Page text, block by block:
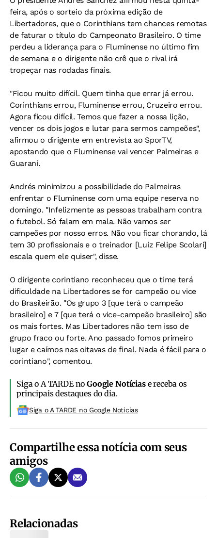
feira, após o sorteio da próxima edição de
Libertadores, que o Corinthians tem chances remotas
de faturar o título do Campeonato Brasileiro. O time
perdeu a liderança para o Fluminense no último fim
de semana e o dirigente não crê que o rival irá
tropeçar nas rodadas finais.
"Ficou muito difícil. Quem tinha que errar já errou.
Corinthians errou, Fluminense errou, Cruzeiro errou.
Agora ficou difícil. Temos que fazer a nossa lição,
vencer os dois jogos e lutar para sermos campeões",
afirmou o dirigente em entrevista ao SporTV,
apostando que o Fluminense vai vencer Palmeiras e
Guarani.
Andrés minimizou a possibilidade do Palmeiras
enfrentar o Fluminense com uma equipe reserva no
domingo. "Infelizmente as pessoas trabalham contra
o futebol. Só falam em mala. Não vamos ser
campeões por nosso erros. Não vou ficar chorando, lá
tem 30 profissionais e o treinador [Luiz Felipe Scolari]
escala quem ele quiser", disse.
O dirigente corintiano reconheceu que o time terá
dificuldade na Libertadores se for campeão ou vice
do Brasileirão. "Os grupo 3 [que terá o campeão
brasileiro] e 7 [que terá o vice-campeão brasileiro] são
os mais fortes. Mas Libertadores não tem isso de
grupo fraco ou forte. Ano passado fomos primeiro
lugar e caímos nas oitavas de final. Nada é fácil para o
corintiano", comentou.
Siga o A TARDE noGoogle Notíciase receba os
principais destaques do dia.
Siga o A TARDE no Google Noticias
Compartilhe essa notícia com seus
amigos
Relacionadas